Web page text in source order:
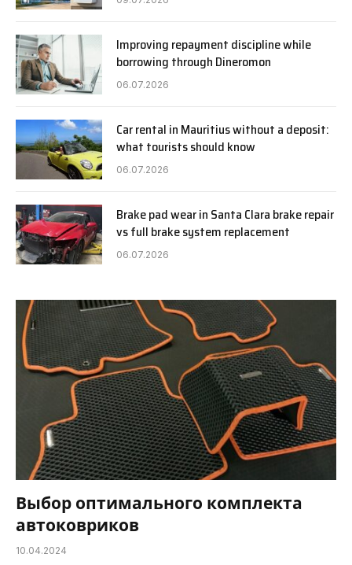
Improving repayment discipline while
borrowing through Dineromon
06.07.2026
Car rental in Mauritius without a deposit:
what tourists should know
06.07.2026
Brake pad wear in Santa Clara brake repair
vs full brake system replacement
06.07.2026
Выбор оптимального комплекта
автоковриков
10.04.2024